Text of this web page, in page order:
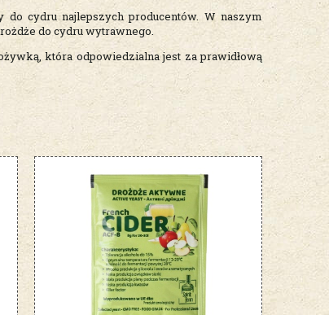
cydru najlepszych producentów. W naszym
do cydru wytrawnego.
która odpowiedzialna jest za prawidłową